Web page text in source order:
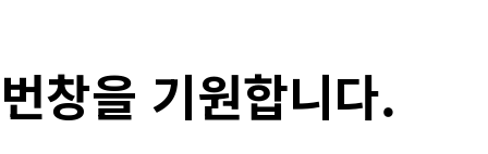
번창을 기원합니다.